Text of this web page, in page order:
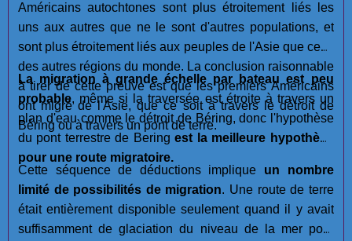
Américains autochtones sont plus étroitement liés les
uns aux autres que ne le sont d'autres populations, et
sont plus étroitement liés aux peuples de l'Asie que ceux
des autres régions du monde. La conclusion raisonnable
à tirer de cette preuve est que les premiers Américains
ont migré de l'Asie, que ce soit à travers le détroit de
Béring ou à travers un pont de terre.
La migration à grande échelle par bateau est peu
probable, même si la traversée est étroite à travers un
plan d'eau comme le détroit de Béring, donc l'hypothèse
du pont terrestre de Bering est la meilleure hypothèse
pour une route migratoire.
Cette séquence de déductions implique un nombre
limité de possibilités de migration. Une route de terre
était entièrement disponible seulement quand il y avait
suffisamment de glaciation du niveau de la mer pour